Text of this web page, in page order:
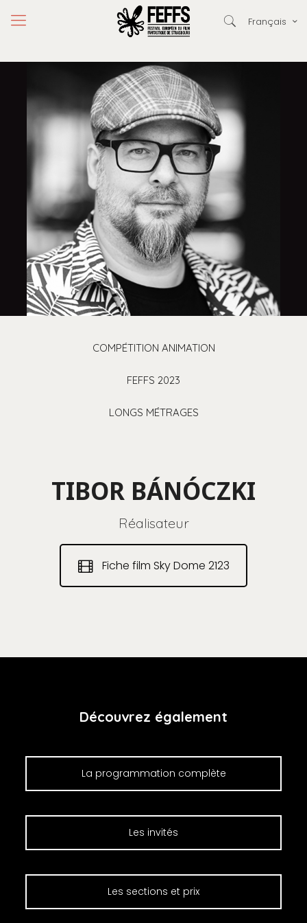
Français
COMPÉTITION ANIMATION
FEFFS 2023
LONGS MÉTRAGES
TIBOR BÁNÓCZKI
Réalisateur
Fiche film Sky Dome 2123
Découvrez également
La programmation complète
Les invités
Les sections et prix